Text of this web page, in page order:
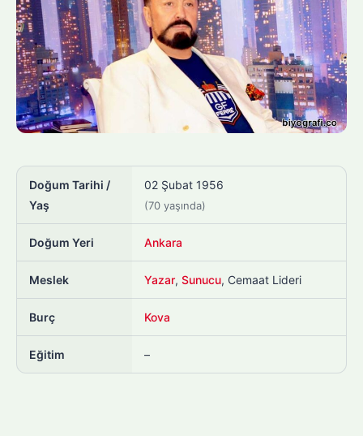
Doğum Tarihi /
Yaş
02 Şubat 1956
(70 yaşında)
Doğum Yeri Ankara
Meslek Yazar, Sunucu, Cemaat Lideri
Burç Kova
Eğitim –